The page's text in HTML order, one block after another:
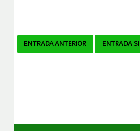
Navegador
ENTRADA ANTERIOR ENTRADA